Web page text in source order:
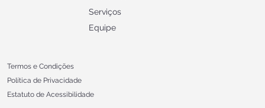
Serviços
Equipe
Termos e Condições
Política de Privacidade
Estatuto de Acessibilidade